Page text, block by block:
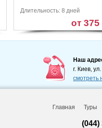
Длительность: 8 дней
от 375
Наш
г. Киев,
смотреть
Главная Туры
(044)